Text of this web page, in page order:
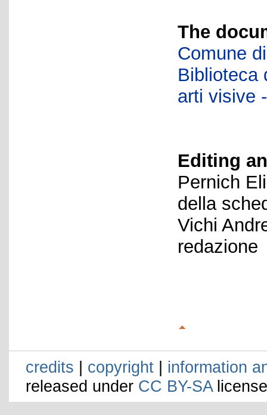
The
Comune
Biblioteca
arti visive
Editing
Pernich
della
Vichi
redazione
credits | copyright | information
released under CC BY-SA